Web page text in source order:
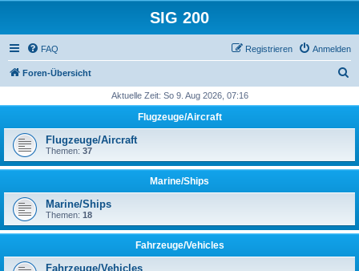
SIG 200
FAQ Anmelden
Registrieren
Foren-Übersicht
h
Aktuelle Zeit: So 9. Aug 2026, 07:16
Flugzeuge/Aircraft
Flugzeuge/Aircraft
Themen: 37
Marine/Ships
Marine/Ships
Themen: 18
Fahrzeuge/Vehicles
Fahrzeuge/Vehicles